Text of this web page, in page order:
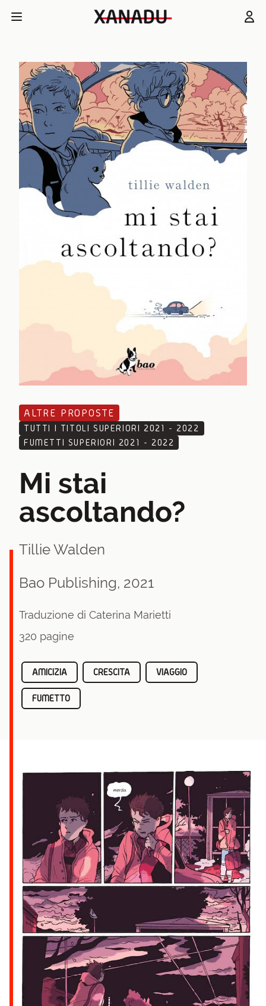
ALTRE PROPOSTE
TUTTI I TITOLI SUPERIORI 2021 - 2022
FUMETTI SUPERIORI 2021 - 2022
Mi stai
ascoltando?
Tillie Walden
Bao Publishing, 2021
Traduzione di Caterina Marietti
320 pagine
AMICIZIA CRESCITA VIAGGIO
FUMETTO